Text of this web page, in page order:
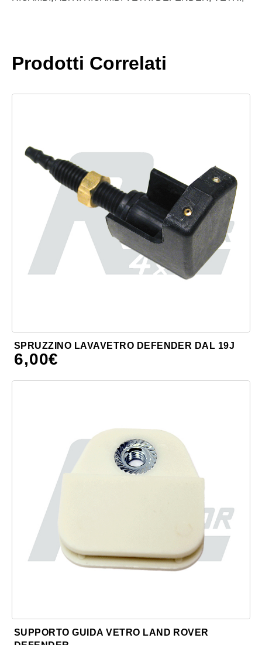
Prodotti Correlati
SPRUZZINO LAVAVETRO DEFENDER DAL 19J
6,00€
SUPPORTO GUIDA VETRO LAND ROVER